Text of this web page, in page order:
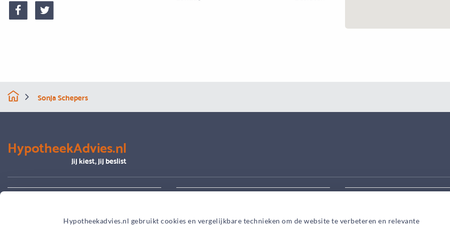
Hypotheekadvies.nl gebruikt cookies en vergelijkbare technieken om de website te verbeteren en relevante
Sonja Schepers
HypotheekAdvies.nl
Jij kiest, jij beslist